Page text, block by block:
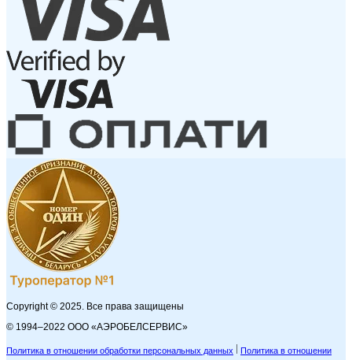
Copyright © 2025. Все права защищены
© 1994–2022 ООО «АЭРОБЕЛСЕРВИС»
Политика в отношении обработки персональных данных
Политика в отношении